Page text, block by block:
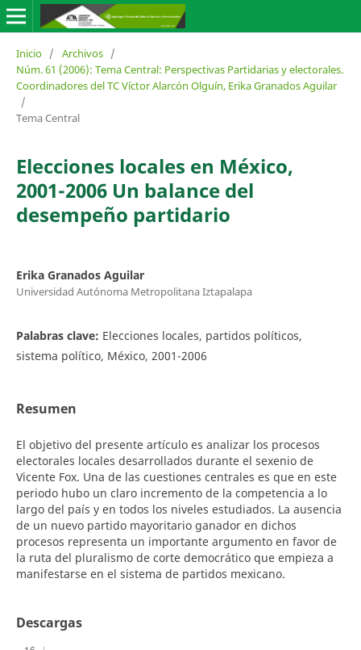
Inicio / Archivos /
Núm. 61 (2006): Tema Central: Perspectivas Partidarias y electorales.
Coordinadores del TC Víctor Alarcón Olguín, Erika Granados Aguilar
/
Tema Central
Elecciones locales en México,
2001-2006 Un balance del
desempeño partidario
Erika Granados Aguilar
Universidad Autónoma Metropolitana Iztapalapa
Palabras clave: Elecciones locales, partidos políticos,
sistema político, México, 2001-2006
Resumen
El objetivo del presente artículo es analizar los procesos
electorales locales desarrollados durante el sexenio de
Vicente Fox. Una de las cuestiones centrales es que en este
periodo hubo un claro incremento de la competencia a lo
largo del país y en todos los niveles estudiados. La ausencia
de un nuevo partido mayoritario ganador en dichos
procesos representa un importante argumento en favor de
la ruta del pluralismo de corte democrático que empieza a
manifestarse en el sistema de partidos mexicano.
Descargas